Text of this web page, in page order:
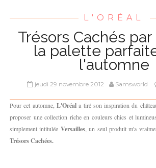
L'ORÉAL
Trésors Cachés par
la palette
l'automne
jeudi 29 novembre 2012 Samsworld
Pour cet automne, L'Oréala tiré son inspiration du
proposer une collection riche en couleurs chics et
simplement intitulée Versailles, un seul produit m'a
Trésors Cachées.